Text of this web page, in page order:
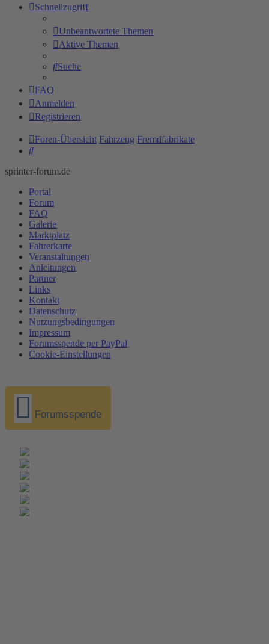
Schnellzugriff
Unbeantwortete Themen
Aktive Themen
Suche
FAQ
Anmelden
Registrieren
Foren-Übersicht Fahrzeug Fremdfabrikate
Suche
sprinter-forum.de
Portal
Forum
FAQ
Galerie
Marktplatz
Fahrerkarte
Veranstaltungen
Anleitungen
Partner
Links
Kontakt
Datenschutz
Nutzungsbedingungen
Impressum
Forumsspende per PayPal
Cookie-Einstellungen
Forumsspende